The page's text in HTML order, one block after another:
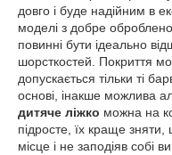
довго і буде надійним в
моделі з добре
повинні бути ідеально
шорсткостей. Покриття
допускається тільки ті
основі, інакше можлива
дитяче ліжко можна на
підросте, їх краще
місце і не заподіяв собі